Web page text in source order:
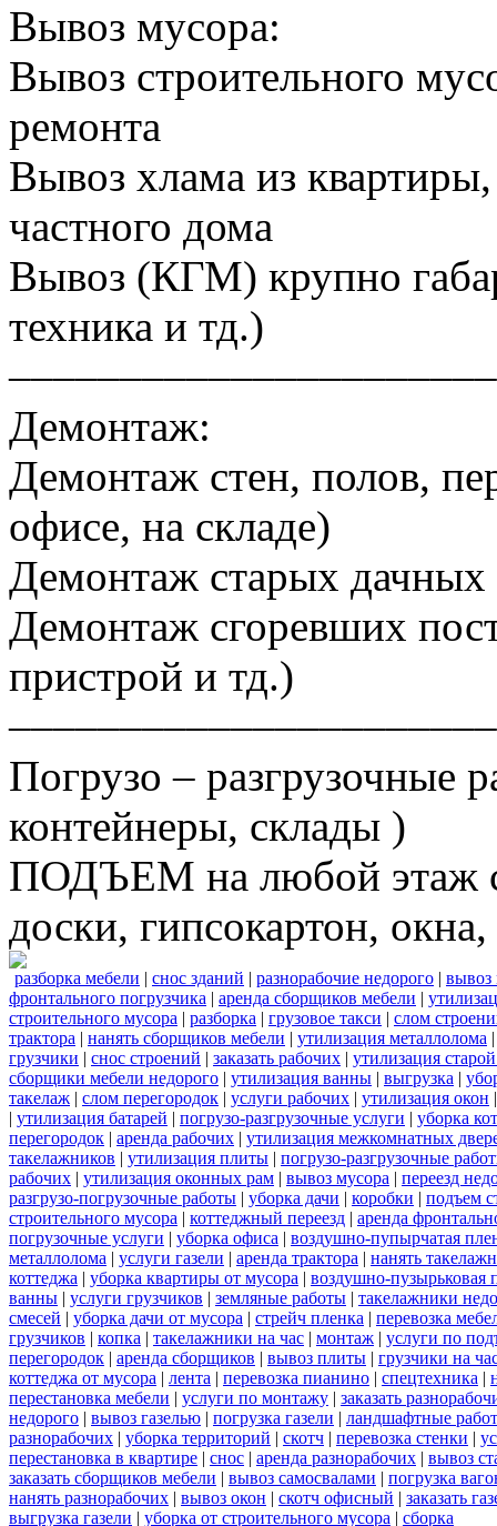
Вывоз мусора:
Вывоз строительного
ремонта
Вывоз хлама из
частного дома
Вывоз (КГМ) крупно
техника и тд.)
Демонтаж:
Демонтаж стен, полов,
офисе, на складе)
Демонтаж старых
Демонтаж сгоревших
пристрой и тд.)
Погрузо – разгрузочные
контейнеры, склады )
ПОДЪЕМ на любой этаж
доски, гипсокартон,
разборка мебели | снос зданий | разнорабочие недорого | вывоз
фронтального погрузчика | аренда сборщиков мебели |
строительного мусора | разборка | грузовое такси | слом
трактора | нанять сборщиков мебели | утилизация металлолома
грузчики | снос строений | заказать рабочих | утилизация
сборщики мебели недорого | утилизация ванны | выгрузка |
такелаж | слом перегородок | услуги рабочих | утилизация окон
| утилизация батарей | погрузо-разгрузочные услуги | уборка
перегородок | аренда рабочих | утилизация межкомнатных
такелажников | утилизация плиты | погрузо-разгрузочные
рабочих | утилизация оконных рам | вывоз мусора | переезд
разгрузо-погрузочные работы | уборка дачи | коробки | подъем
строительного мусора | коттеджный переезд | аренда
погрузочные услуги | уборка офиса | воздушно-пупырчатая
металлолома | услуги газели | аренда трактора | нанять
коттеджа | уборка квартиры от мусора | воздушно-пузырьковая
ванны | услуги грузчиков | земляные работы | такелажники
смесей | уборка дачи от мусора | стрейч пленка | перевозка
грузчиков | копка | такелажники на час | монтаж | услуги по
перегородок | аренда сборщиков | вывоз плиты | грузчики на
коттеджа от мусора | лента | перевозка пианино | спецтехника |
перестановка мебели | услуги по монтажу | заказать
недорого | вывоз газелью | погрузка газели | ландшафтные
разнорабочих | уборка территорий | скотч | перевозка стенки |
перестановка в квартире | снос | аренда разнорабочих | вывоз
заказать сборщиков мебели | вывоз самосвалами | погрузка
нанять разнорабочих | вывоз окон | скотч офисный | заказать
выгрузка газели | уборка от строительного мусора | сборка